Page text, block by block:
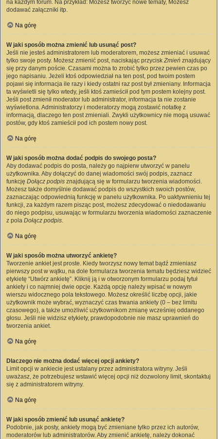
na każdym forum. Na przykład: Możesz tworzyć nowe tematy, Możesz
dodawać załączniki itp.
Na górę
W jaki sposób można zmienić lub usunąć post?
Jeśli nie jesteś administratorem lub moderatorem, możesz zmieniać i usuwać
tylko swoje posty. Możesz zmienić post, naciskając przyciskZmień znajdujący
się przy danym poście. Czasami można to zrobić tylko przez pewien czas po
jego napisaniu. Jeżeli ktoś odpowiedział na ten post, pod twoim postem
pojawi się informacja ile razy i kiedy ostatni raz post był zmieniany. Informacja
ta wyświetli się tylko wtedy, jeśli ktoś zamieścił pod tym postem kolejny post.
Jeśli post zmienił moderator lub administrator, informacja ta nie zostanie
wyświetlona. Administratorzy i moderatorzy mogą zostawić notatkę z
informacją, dlaczego ten post zmieniali. Zwykli użytkownicy nie mogą usuwać
postów, gdy ktoś zamieścił pod ich postem nowy post.
Na górę
W jaki sposób można dodać podpis do swojego posta?
Aby dodawać podpis do posta, należy go najpierw utworzyć w panelu
użytkownika. Aby dołączyć do danej wiadomości swój podpis, zaznacz
funkcję Dołącz podpis znajdującą się w formularzu tworzenia wiadomości.
Możesz także domyślnie dodawać podpis do wszystkich swoich postów,
zaznaczając odpowiednią funkcję w panelu użytkownika. Po uaktywnieniu tej
funkcji, za każdym razem pisząc post, możesz zdecydować o niedodawaniu
do niego podpisu, usuwając w formularzu tworzenia wiadomości zaznaczenie
z pola Dołącz podpis.
Na górę
W jaki sposób można utworzyć ankietę?
Tworzenie ankiet jest proste. Kiedy tworzysz nowy temat bądź zmieniasz
pierwszy post w wątku, na dole formularza tworzenia tematu będziesz widzieć
etykietę “Utwórz ankietę”. Kliknij ją i w otworzonym formularzu podaj tytuł
ankiety i co najmniej dwie opcje. Każdą opcję należy wpisać w nowym
wierszu widocznego pola tekstowego. Możesz określić liczbę opcji, jakie
użytkownik może wybrać, wyznaczyć czas trwania ankiety (0 – bez limitu
czasowego), a także umożliwić użytkownikom zmianę wcześniej oddanego
głosu. Jeśli nie widzisz etykiety, prawdopodobnie nie masz uprawnień do
tworzenia ankiet.
Na górę
Dlaczego nie można dodać więcej opcji ankiety?
Limit opcji w ankiecie jest ustalany przez administratora witryny. Jeśli
uważasz, że potrzebujesz wstawić więcej opcji niż dozwolony limit, skontaktuj
się z administratorem witryny.
Na górę
W jaki sposób zmienić lub usunąć ankietę?
Podobnie, jak posty, ankiety mogą być zmieniane tylko przez ich autorów,
moderatorów lub administratorów. Aby zmienić ankietę, należy dokonać